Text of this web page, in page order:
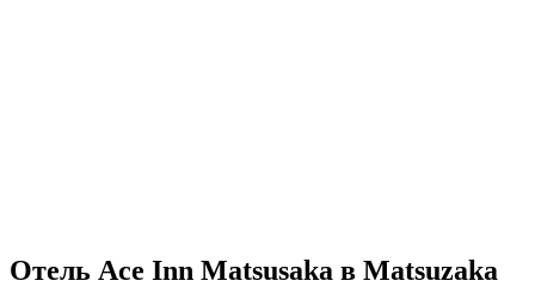
Отель Ace Inn Matsusaka в Matsuzaka